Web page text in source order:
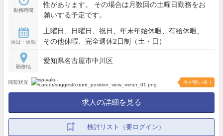
勤務時間
性があります。 その場合は月数回の土曜日勤務をお
願いする予定です。
休日・休暇
土曜日、日曜日、祝日、年末年始休暇、有給休暇、
その他休暇、完全週休2日制（土・日）
勤務地
愛知県名古屋市中川区
閲覧状況 今が狙い目！
求人の詳細を見る
検討リスト（要ログイン）